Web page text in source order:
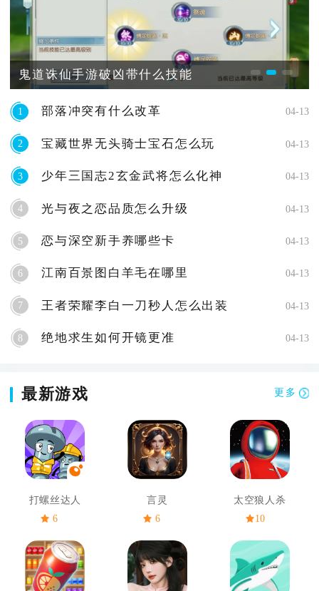
鬼道诛仙手游破凶带什么技能
1 部落冲突有什么改革 04-13
2 宝藏世界无头骑士宝石怎么玩 04-13
3 少年三国志2玄金武将怎么化神 04-13
4 光与夜之恋品质怎么升级 04-13
5 恋与深空新手养哪些卡 04-13
6 江南百景图白羊毛在哪里 04-13
7 王者荣耀李白一刀秒人怎么出装 04-13
8 绝地求生如何开镜更准 04-13
最新游戏 更多
打螺丝达人
6
言灵
6
太空狼人杀
10